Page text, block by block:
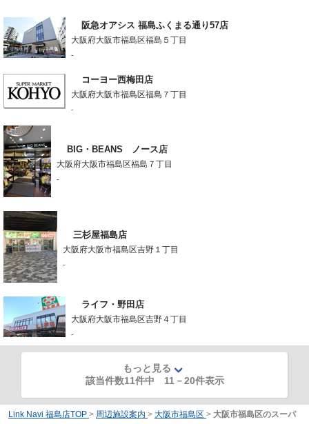
阪急オアシス 福島ふくまる通り57店
大阪府大阪市福島区福島５丁目
-
コーヨー西梅田店
大阪府大阪市福島区福島７丁目
-
BIG・BEANS ノース店
大阪府大阪市福島区福島７丁目
-
三杉屋福島店
大阪府大阪市福島区吉野１丁目
-
ライフ・野田店
大阪府大阪市福島区吉野４丁目
-
もっと見る
該当件数11件中 11 －20件表示
Link Navi 福島店TOP > 周辺施設案内 > 大阪市福島区 > 大阪市福島区のスーパ